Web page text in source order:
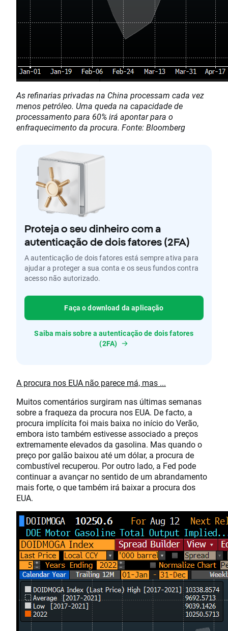
As refinarias privadas na China processam cada vez
menos petróleo. Uma queda na capacidade de
processamento para 60% irá apontar para o
enfraquecimento da procura. Fonte: Bloomberg
Proteja o seu dinheiro com a
autenticação de dois fatores (2FA)
A autenticação de dois fatores está sempre ativa para
ajudar a proteger a sua conta e os seus fundos contra
acesso não autorizado.
Faça o download da aplicação
Saiba mais sobre a autenticação de dois fatores
(2FA)
A procura nos EUA não parece má, mas ...
Muitos comentários surgiram nas últimas semanas
sobre a fraqueza da procura nos EUA. De facto, a
procura implícita foi mais baixa no início do Verão,
embora isto também estivesse associado a preços
extremamente elevados da gasolina. Mas quando o
preço por galão baixou até um dólar, a procura de
combustível recuperou. Por outro lado, a Fed pode
continuar a avançar no sentido de um abrandamento
mais forte, o que também irá baixar a procura dos
EUA.